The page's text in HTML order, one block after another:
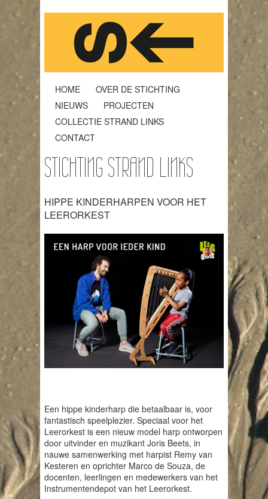
HOME
OVER DE STICHTING
NIEUWS
PROJECTEN
COLLECTIE STRAND LINKS
CONTACT
STICHTING STRAND LINKS
HIPPE KINDERHARPEN VOOR HET
LEERORKEST
Een hippe kinderharp die betaalbaar is, voor
fantastisch speelplezier. Speciaal voor het
Leerorkest is een nieuw model harp ontworpen
door uitvinder en muzikant Joris Beets, in
nauwe samenwerking met harpist Remy van
Kesteren en oprichter Marco de Souza, de
docenten, leerlingen en medewerkers van het
Instrumentendepot van het Leerorkest.